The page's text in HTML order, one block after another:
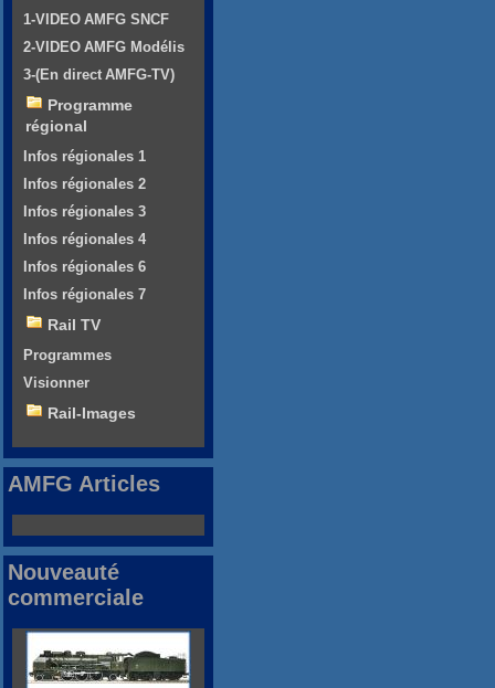
1-VIDEO AMFG SNCF
2-VIDEO AMFG Modélis
3-(En direct AMFG-TV)
Programme
régional
Infos régionales 1
Infos régionales 2
Infos régionales 3
Infos régionales 4
Infos régionales 6
Infos régionales 7
Rail TV
Programmes
Visionner
Rail-Images
AMFG Articles
Nouveauté
commerciale